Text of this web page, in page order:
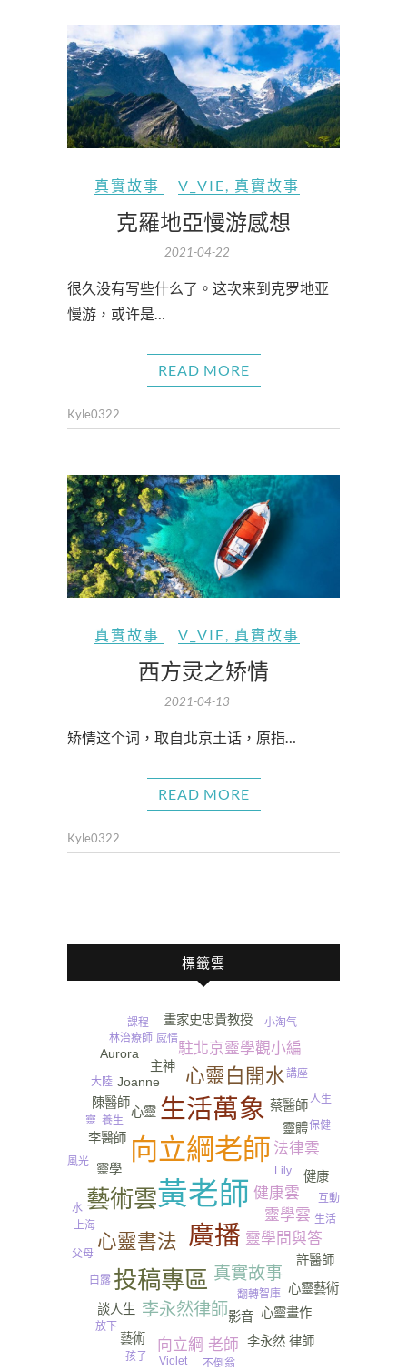
真實故事 V_VIE, 真實故事
克羅地亞慢游感想
2021-04-22
很久没有写些什么了。这次来到克罗地亚
慢游，或许是…
READ MORE
Kyle0322
真實故事 V_VIE, 真實故事
西方灵之矫情
2021-04-13
矫情这个词，取自北京土话，原指…
READ MORE
Kyle0322
標籤雲
黃老師
向立綱老師
廣播
生活萬象
投稿專區
藝術雲
心靈白開水
心靈書法
李永然律師
真實故事
健康雲
靈學問與答
駐北京靈學觀小編
靈學雲
向立綱 老師
法律雲
心靈
李醫師
靈體
畫家史忠貴教授
Joanne
靈學
蔡醫師
心靈畫作
主神
李永然 律師
影音
談人生
Aurora
健康
陳醫師
藝術
許醫師
心靈藝術
林治療師
養生 保健
上海
Lily
白露
翻轉
講座
風光
生活
小淘气
父母
課程
互動
大陸
孩子
智庫
靈
Violet
人生
感情
放下
不倒翁
水